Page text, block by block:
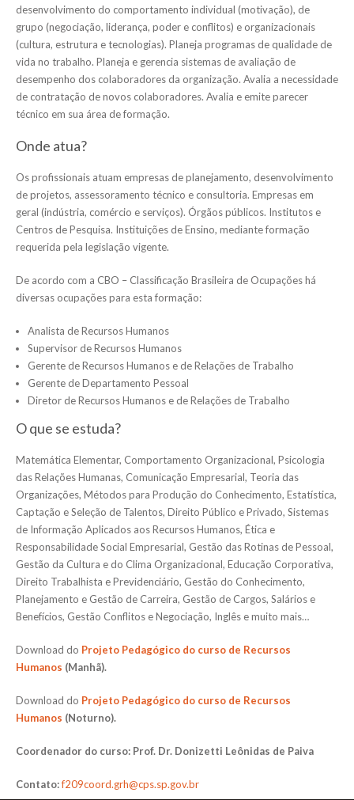
desenvolvimento do comportamento individual (motivação), de
grupo (negociação, liderança, poder e conflitos) e organizacionais
(cultura, estrutura e tecnologias). Planeja programas de qualidade de
vida no trabalho. Planeja e gerencia sistemas de avaliação de
desempenho dos colaboradores da organização. Avalia a necessidade
de contratação de novos colaboradores. Avalia e emite parecer
técnico em sua área de formação.
Onde atua?
Os profissionais atuam empresas de planejamento, desenvolvimento
de projetos, assessoramento técnico e consultoria. Empresas em
geral (indústria, comércio e serviços). Órgãos públicos. Institutos e
Centros de Pesquisa. Instituições de Ensino, mediante formação
requerida pela legislação vigente.
De acordo com a CBO – Classificação Brasileira de Ocupações há
diversas ocupações para esta formação:
Analista de Recursos Humanos
Supervisor de Recursos Humanos
Gerente de Recursos Humanos e de Relações de Trabalho
Gerente de Departamento Pessoal
Diretor de Recursos Humanos e de Relações de Trabalho
O que se estuda?
Matemática Elementar, Comportamento Organizacional, Psicologia
das Relações Humanas, Comunicação Empresarial, Teoria das
Organizações, Métodos para Produção do Conhecimento, Estatística,
Captação e Seleção de Talentos, Direito Público e Privado, Sistemas
de Informação Aplicados aos Recursos Humanos, Ética e
Responsabilidade Social Empresarial, Gestão das Rotinas de Pessoal,
Gestão da Cultura e do Clima Organizacional, Educação Corporativa,
Direito Trabalhista e Previdenciário, Gestão do Conhecimento,
Planejamento e Gestão de Carreira, Gestão de Cargos, Salários e
Benefícios, Gestão Conflitos e Negociação, Inglês e muito mais…
Download do Projeto Pedagógico do curso de Recursos
Humanos (Manhã).
Download do Projeto Pedagógico do curso de Recursos
Humanos (Noturno).
Coordenador do curso: Prof. Dr. Donizetti Leônidas de Paiva
Contato:f209coord.grh@cps.sp.gov.br